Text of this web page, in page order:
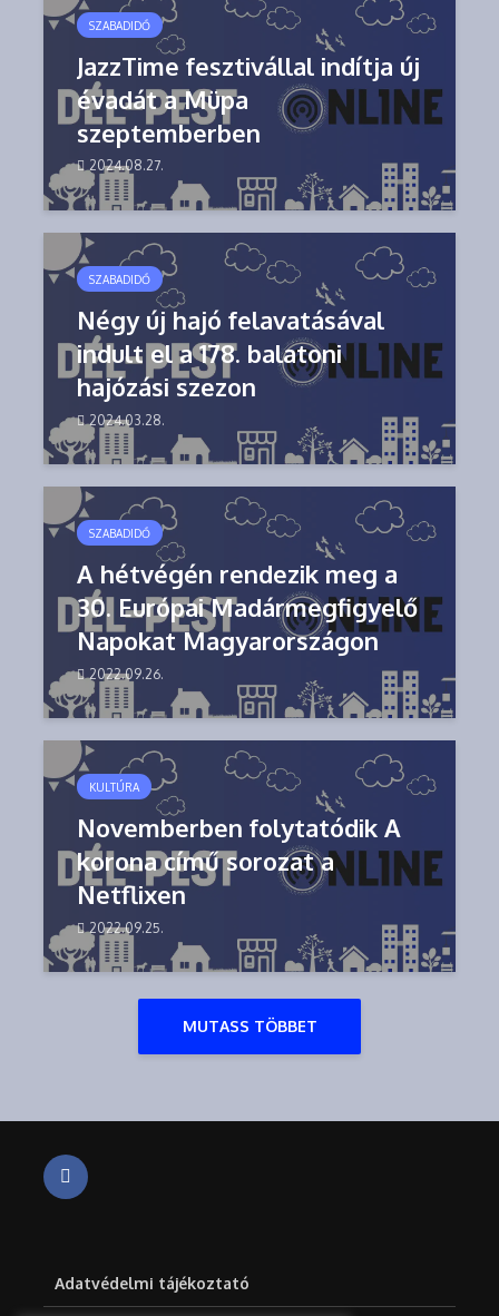
SZABADIDŐ
JazzTime fesztivállal indítja új
évadát a Müpa
szeptemberben
2024.08.27.
SZABADIDŐ
Négy új hajó felavatásával
indult el a 178. balatoni
hajózási szezon
2024.03.28.
SZABADIDŐ
A hétvégén rendezik meg a
30. Európai Madármegfigyelő
Napokat Magyarországon
2022.09.26.
KULTÚRA
Novemberben folytatódik A
korona című sorozat a
Netflixen
2022.09.25.
MUTASS TÖBBET
Adatvédelmi tájékoztató